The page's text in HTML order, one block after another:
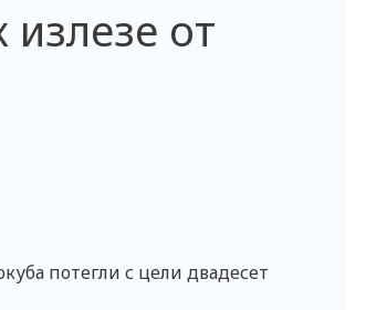
от
потегли с цели двадесет